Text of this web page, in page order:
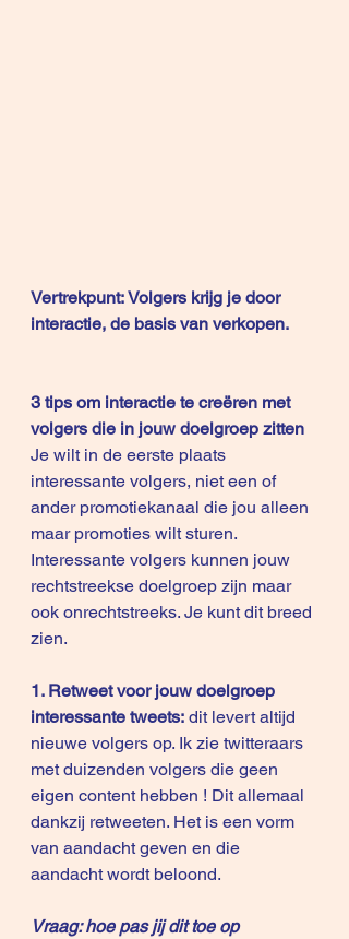
Vertrekpunt: Volgers krijg je door
interactie, de basis van verkopen.
3 tips om interactie te creëren met
volgers die in jouw doelgroep zitten
Je wilt in de eerste plaats
interessante volgers, niet een of
ander promotiekanaal die jou alleen
maar promoties wilt sturen.
Interessante volgers kunnen jouw
rechtstreekse doelgroep zijn maar
ook onrechtstreeks. Je kunt dit breed
zien.
1. Retweet voor jouw doelgroep
interessante tweets: dit levert altijd
nieuwe volgers op. Ik zie twitteraars
met duizenden volgers die geen
eigen content hebben ! Dit allemaal
dankzij retweeten. Het is een vorm
van aandacht geven en die
aandacht wordt beloond.
Vraag: hoe pas jij dit toe op